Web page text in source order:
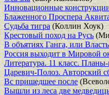
Инновационные
Блаженного Проспера
Судьба тигра (Коллин Хоук)
Крестовый поход на Русь
В объятиях Ганга, или
Россия выходит в Мировой
Литература. 11 класс.
Царевич-Полоз. Авторский
Вс пришедшее после
Вышли из леса две